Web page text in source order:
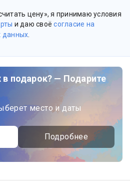
цену», я принимаю условия
и даю своёсогласие на
данных
подарок? — Подарите
место и даты
Подробнее